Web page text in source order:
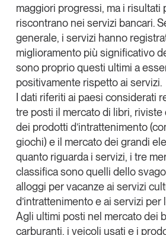
GS1 Italy GS1 Italy GS1 Italy
GS1 Italy
maggiori progressi, ma i risultati
riscontrano nei servizi bancari.
generale, i servizi hanno
miglioramento più significativo
sono proprio questi ultimi a
positivamente rispetto ai servizi.
I dati riferiti ai paesi considerati
tre posti il mercato di libri,
dei prodotti d’intrattenimento
giochi) e il mercato dei grandi
quanto riguarda i servizi, i tre
classifica sono quelli dello
alloggi per vacanze ai servizi
d’intrattenimento e ai servizi per
Agli ultimi posti nel mercato dei
carburanti, i veicoli usati e i